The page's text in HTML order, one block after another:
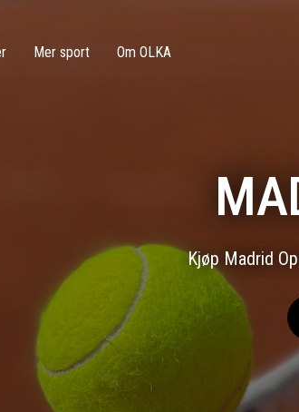
Mer sport Om OLKA
Kjøp Madrid